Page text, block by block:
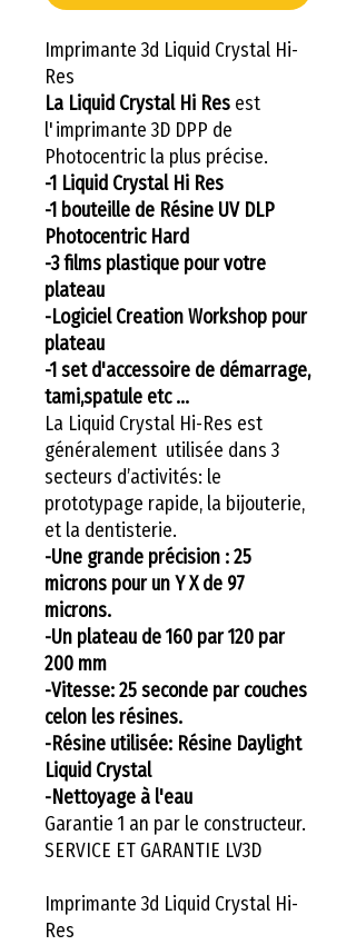
Imprimante 3d Liquid Crystal Hi-
Res
La Liquid Crystal Hi Res est
l'imprimante 3D DPP de
Photocentric la plus précise.
-1 Liquid Crystal Hi Res
-1 bouteille de Résine UV DLP
Photocentric Hard
-3 films plastique pour votre
plateau
-Logiciel Creation Workshop pour
plateau
-1 set d'accessoire de démarrage,
tami,spatule etc ...
La Liquid Crystal Hi-Res est
généralement utilisée dans 3
secteurs d’activités: le
prototypage rapide, la bijouterie,
et la dentisterie.
-Une grande précision : 25
microns pour un Y X de 97
microns.
-Un plateau de 160 par 120 par
200 mm
-Vitesse: 25 seconde par couches
celon les résines.
-Résine utilisée: Résine Daylight
Liquid Crystal
-Nettoyage à l'eau
Garantie 1 an par le constructeur.
SERVICE ET GARANTIE LV3D
Imprimante 3d Liquid Crystal Hi-
Res